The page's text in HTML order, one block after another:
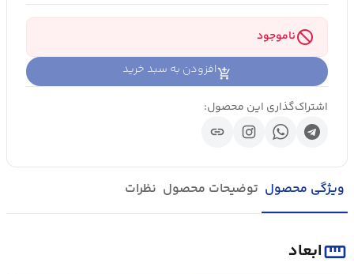
blockناموجود
افزودن به سبد خرید
اشتراک‌گذاری این محصول:
link
ویژگی محصول توضیحات محصول نظرات
straightenابعاد